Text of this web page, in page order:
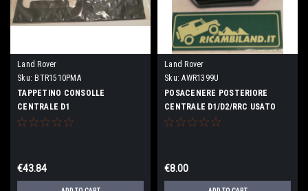
Land Rover
Sku: BTR1510PMA
TAPPETINO CONSOLLE
CENTRALE D1
€43.84
Land Rover
Sku: AWR1399U
POSACENERE POSTERIORE
CENTRALE D1/D2/RRC USATO
€8.00